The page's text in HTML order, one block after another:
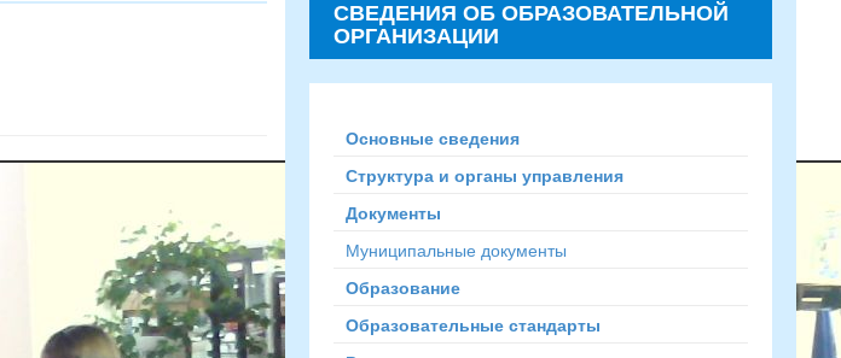
СВЕДЕНИЯ ОБ ОБРАЗОВАТЕЛЬНОЙ
ОРГАНИЗАЦИИ
Основные сведения
Структура и органы управления
Документы
Муниципальные документы
Образование
Образовательные стандарты